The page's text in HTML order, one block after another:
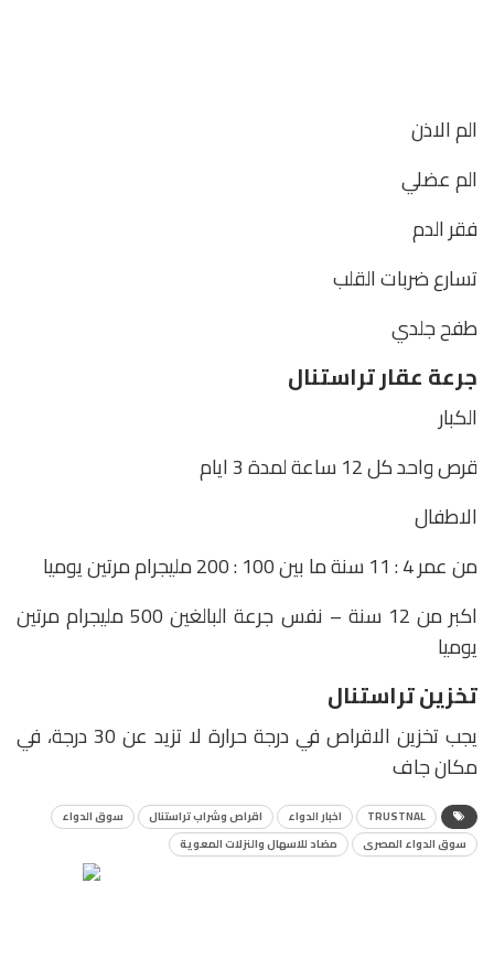
الم الاذن
الم عضلي
فقر الدم
تسارع ضربات القلب
طفح جلدي
جرعة عقار تراستنال
الكبار
قرص واحد كل 12 ساعة لمدة 3 ايام
الاطفال
من عمر 4 : 11 سنة ما بين 100 : 200 مليجرام مرتين يوميا
اكبر من 12 سنة – نفس جرعة البالغين 500 مليجرام مرتين
يوميا
تخزين تراستنال
يجب تخزين الاقراص في درجة حرارة لا تزيد عن 30 درجة، في
مكان جاف
TRUSTNAL اخبار الدواء اقراص وشراب تراستنال
سوق الدواء
سوق الدواء المصرى
مضاد للاسهال والنزلات المعوية